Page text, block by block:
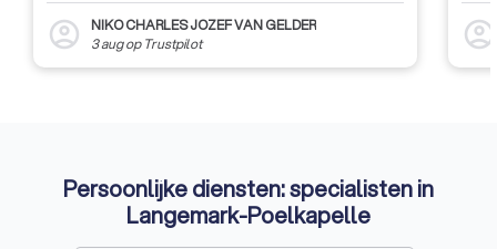
account_circle
NIKO CHARLES JOZEF VAN GELDER
3 augop Trustpilot account_circle
Persoonlijke diensten: specialisten in
Langemark-Poelkapelle